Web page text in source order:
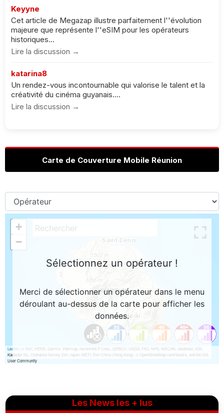
Keyyne
Cet article de Megazap illustre parfaitement l''évolution
majeure que représente l''eSIM pour les opérateurs
historiques...
Lire la discussion →
katarina8
Un rendez-vous incontournable qui valorise le talent et la
créativité du cinéma guyanais....
Lire la discussion →
Carte de Couverture Mobile Réunion
Les News les + lus